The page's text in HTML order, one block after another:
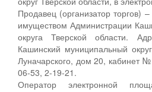
Продавец (организатор торгов)
имуществом Администрации
округа Тверской области.
Кашинский муниципальный
Луначарского, дом 20, кабинет
06-53, 2-19-21.
Оператор электронной